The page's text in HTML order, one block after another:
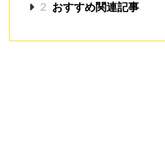
2 おすすめ関連記事